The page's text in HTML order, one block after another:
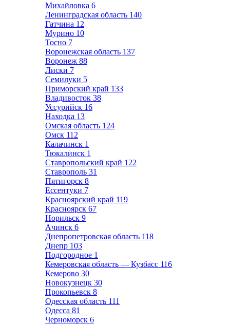
Михайловка 6
Ленинградская область 140
Гатчина 12
Мурино 10
Тосно 7
Воронежская область 137
Воронеж 88
Лиски 7
Семилуки 5
Приморский край 133
Владивосток 38
Уссурийск 16
Находка 13
Омская область 124
Омск 112
Калачинск 1
Тюкалинск 1
Ставропольский край 122
Ставрополь 31
Пятигорск 8
Ессентуки 7
Красноярский край 119
Красноярск 67
Норильск 9
Ачинск 6
Днепропетровская область 118
Днепр 103
Подгородное 1
Кемеровская область — Кузбасс 116
Кемерово 30
Новокузнецк 30
Прокопьевск 8
Одесская область 111
Одесса 81
Черноморск 6